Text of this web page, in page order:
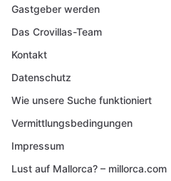
Gastgeber werden
Das Crovillas-Team
Kontakt
Datenschutz
Wie unsere Suche funktioniert
Vermittlungsbedingungen
Impressum
Lust auf Mallorca? – millorca.com